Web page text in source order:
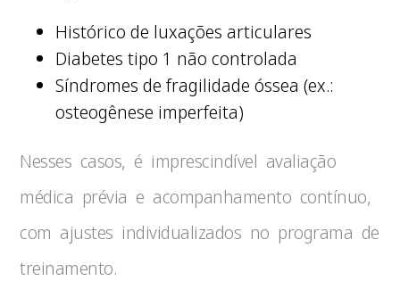
Histórico de luxações articulares
Diabetes tipo 1 não controlada
Síndromes de fragilidade óssea (ex.:
osteogênese imperfeita)
Nesses casos, é imprescindível avaliação
médica prévia e acompanhamento contínuo,
com ajustes individualizados no programa de
treinamento.